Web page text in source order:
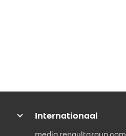
Internationaal
media.renaultgroup.com